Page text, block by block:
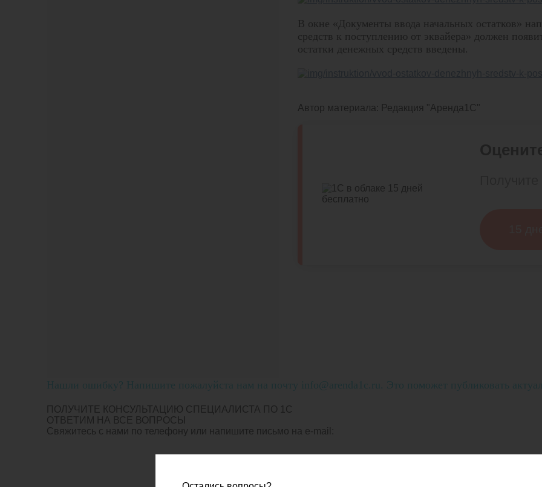
В окне «Документы ввода начальных остатков»
средств к поступлению от эквайера» должен
остатки денежных средств введены.
Автор материала: Редакция "Аренда1С"
Нашли ошибку? Напишите пожалуйста нам на почту info@arenda1c.ru. Это поможет публиковать
ПОЛУЧИТЕ КОНСУЛЬТАЦИЮ СПЕЦИАЛИСТА ПО 1С
ОТВЕТИМ НА ВСЕ ВОПРОСЫ
Свяжитесь с нами по телефону или напишите письмо на e-mail: